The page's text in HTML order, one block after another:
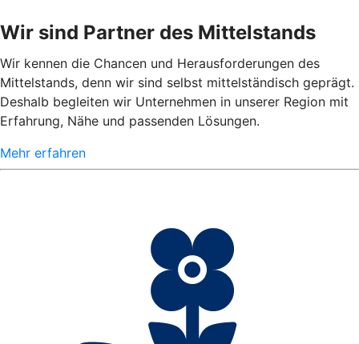
Wir sind Partner des Mittelstands
Wir kennen die Chancen und Herausforderungen des
Mittelstands, denn wir sind selbst mittelständisch geprägt.
Deshalb begleiten wir Unternehmen in unserer Region mit
Erfahrung, Nähe und passenden Lösungen.
Mehr erfahren